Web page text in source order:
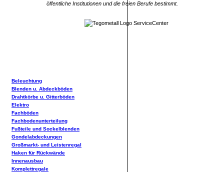
öffentliche Institutionen und die freien Berufe bestimmt.
Beleuchtung
Blenden u. Abdeckböden
Drahtkörbe u. Gitterböden
Elektro
Fachböden
Fachbodenunterteilung
Fußteile und Sockelblenden
Gondelabdeckungen
Großmarkt- und Leistenregal
Haken für Rückwände
Innenausbau
Komplettregale